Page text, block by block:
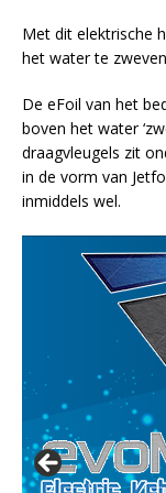
Met dit elektrische
het water te
De eFoil van het
boven het water
draagvleugels zit
in de vorm van
inmiddels wel.